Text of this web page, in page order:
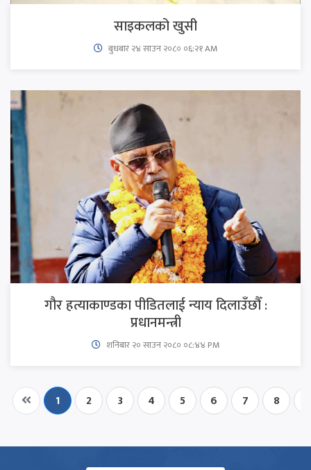
साइकलको खुसी
बुधबार २४ साउन २०८० ०६:२१ AM
गौर हत्याकाण्डका पीडितलाई न्याय दिलाउँछौँ :
प्रधानमन्त्री
शनिबार २० साउन २०८० ०८:४४ PM
1 2 3 4 5 6 7 8